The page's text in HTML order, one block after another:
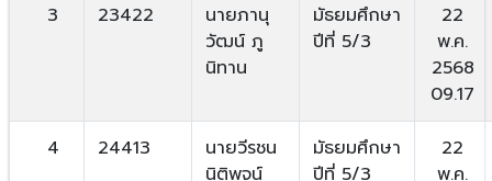
3 23422
นายภานุ
วัฒน์ ภู
นิทาน
มัธยมศึกษา
ปีที่ 5/3
22
พ.ค.
2568
09.17
4 24413
นายวีรชน
นิติพจน์
มัธยมศึกษา
ปีที่ 5/3
22
พ.ค.